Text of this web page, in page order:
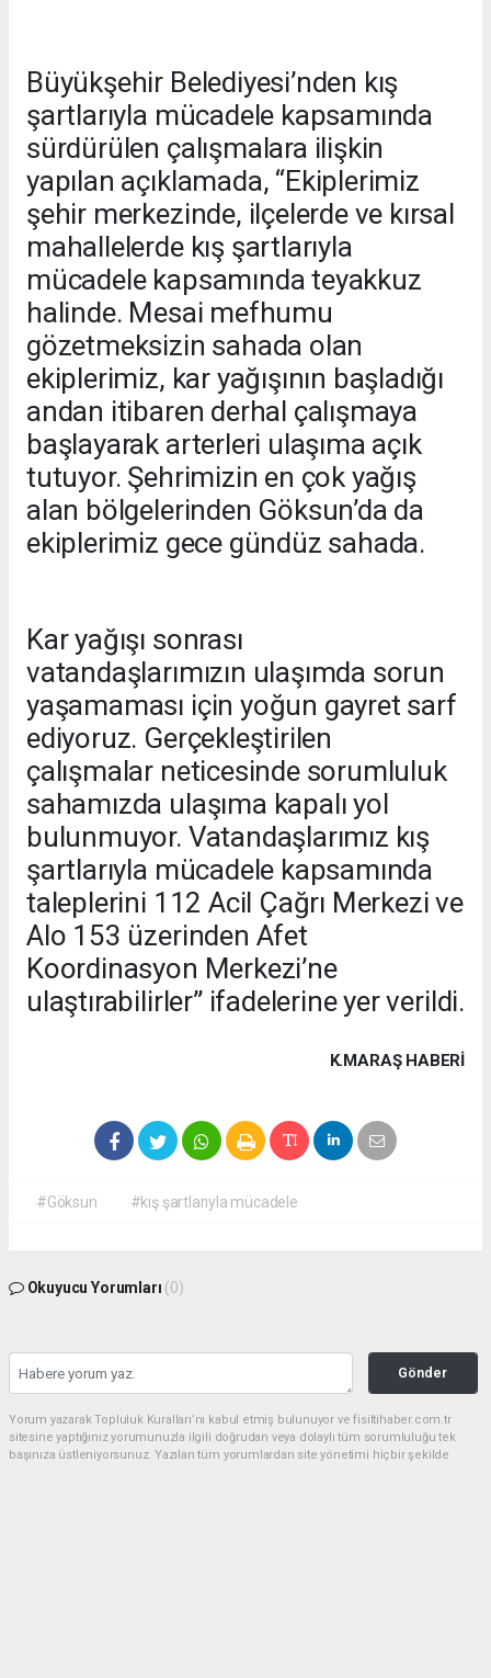
Büyükşehir Belediyesi’nden kış
şartlarıyla mücadele kapsamında
sürdürülen çalışmalara ilişkin
yapılan açıklamada, “Ekiplerimiz
şehir merkezinde, ilçelerde ve kırsal
mahallelerde kış şartlarıyla
mücadele kapsamında teyakkuz
halinde. Mesai mefhumu
gözetmeksizin sahada olan
ekiplerimiz, kar yağışının başladığı
andan itibaren derhal çalışmaya
başlayarak arterleri ulaşıma açık
tutuyor. Şehrimizin en çok yağış
alan bölgelerinden Göksun’da da
ekiplerimiz gece gündüz sahada.
Kar yağışı sonrası
vatandaşlarımızın ulaşımda sorun
yaşamaması için yoğun gayret sarf
ediyoruz. Gerçekleştirilen
çalışmalar neticesinde sorumluluk
sahamızda ulaşıma kapalı yol
bulunmuyor. Vatandaşlarımız kış
şartlarıyla mücadele kapsamında
taleplerini 112 Acil Çağrı Merkezi ve
Alo 153 üzerinden Afet
Koordinasyon Merkezi’ne
ulaştırabilirler” ifadelerine yer verildi.
K.MARAŞ HABERİ
#Göksun #kış şartlarıyla mücadele
Okuyucu Yorumları (0)
Gönder
Yorum yazarak Topluluk Kuralları’nı kabul etmiş bulunuyor ve fisiltihaber.com.tr
sitesine yaptığınız yorumunuzla ilgili doğrudan veya dolaylı tüm sorumluluğu tek
başınıza üstleniyorsunuz. Yazılan tüm yorumlardan site yönetimi hiçbir şekilde